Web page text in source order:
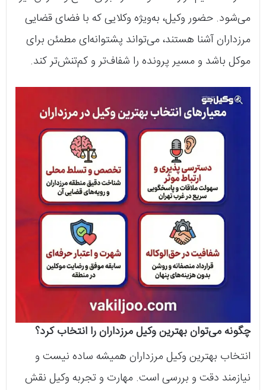
می‌شود. حضور وکیل، به‌ویژه وکلایی که با فضای قضایی
مرزداران آشنا هستند، می‌تواند پشتوانه‌ای مطمئن برای
موکل باشد و مسیر پرونده را شفاف‌تر و کم‌تنش‌تر کند.
چگونه می‌توان بهترین وکیل مرزداران را انتخاب کرد؟
انتخاب بهترین وکیل مرزداران همیشه ساده نیست و
نیازمند دقت و بررسی است. مهارت و تجربه وکیل نقش